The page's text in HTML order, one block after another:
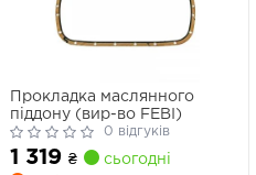
Прокладка маслянного
піддону (вир-во FEBI)
0 відгуків
1 319 ₴
сьогодні